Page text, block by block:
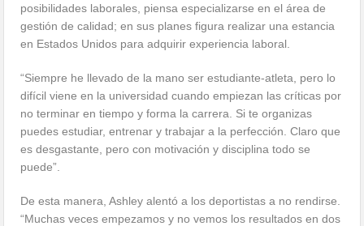
posibilidades laborales, piensa especializarse en el área de
gestión de calidad; en sus planes figura realizar una estancia
en Estados Unidos para adquirir experiencia laboral.
“Siempre he llevado de la mano ser estudiante-atleta, pero lo
difícil viene en la universidad cuando empiezan las críticas por
no terminar en tiempo y forma la carrera. Si te organizas
puedes estudiar, entrenar y trabajar a la perfección. Claro que
es desgastante, pero con motivación y disciplina todo se
puede”.
De esta manera, Ashley alentó a los deportistas a no rendirse.
“Muchas veces empezamos y no vemos los resultados en dos